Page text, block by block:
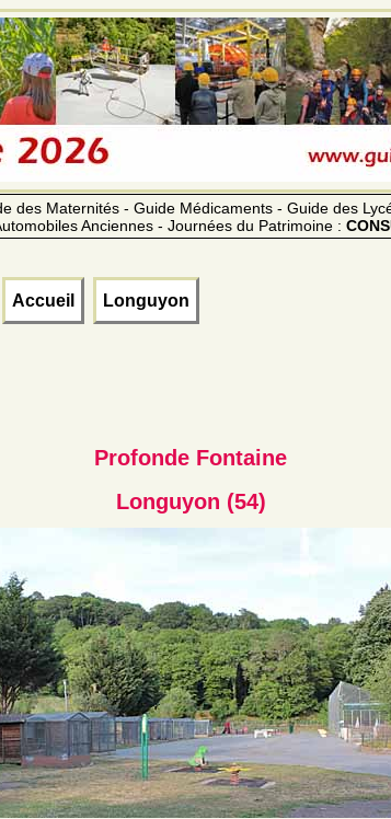
Maternités - Guide Médicaments - Guide des
Anciennes - Journées du Patrimoine :
Accueil Longuyon
Profonde Fontaine
Longuyon (54)